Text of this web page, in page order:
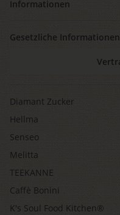
Informationen
Gesetzliche Informationen
Diamant Zucker
Hellma
Senseo
Melitta
TEEKANNE
Caffè Bonini
K's Soul Food Kitchen®